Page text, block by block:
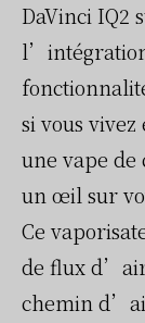
DaVinci IQ2
si vous
une vape de
un œil sur
Ce
de flux
chemin